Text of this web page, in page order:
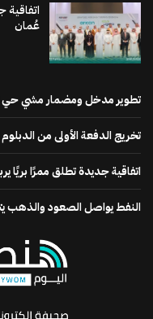
عُمان
تطوير مدخل ومضمار مشي حي
تخريج الدفعة الأولى من
اتفاقية جديدة تطلق ممرًا
النفط يواصل الصعود والذهب